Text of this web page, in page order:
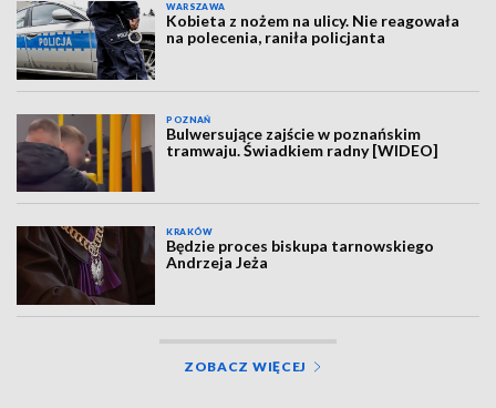
WARSZAWA
Kobieta z nożem na ulicy. Nie reagowała
na polecenia, raniła policjanta
POZNAŃ
Bulwersujące zajście w poznańskim
tramwaju. Świadkiem radny [WIDEO]
KRAKÓW
Będzie proces biskupa tarnowskiego
Andrzeja Jeża
ZOBACZ WIĘCEJ